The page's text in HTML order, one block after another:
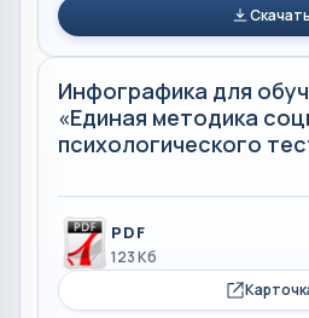
Скачать
Инфографика для
«Единая методика
психологического
PDF
123 Кб